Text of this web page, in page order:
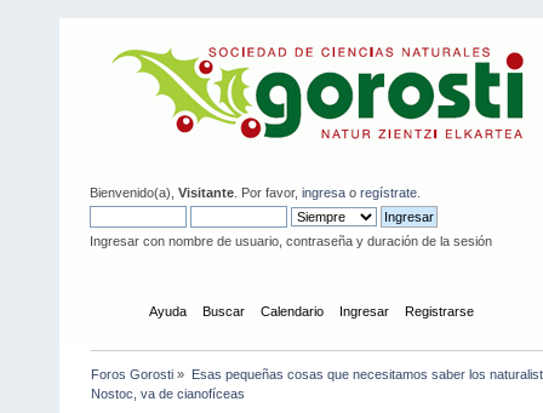
Bienvenido(a), Visitante . Por favor, ingresa o regístrate
Ingresar con nombre de usuario, contraseña y duración de la sesión
Ayuda Buscar Calendario Ingresar Registrarse
Foros Gorosti » Esas pequeñas cosas que necesitamos saber los
Nostoc, va de cianofíceas